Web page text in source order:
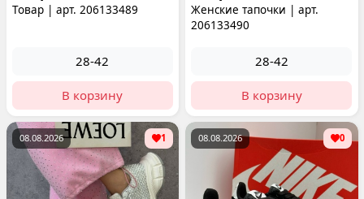
Товар | арт. 206133489
28-42
В корзину
Женские тапочки | арт.
206133490
28-42
В корзину
08.08.2026 1 08.08.2026 0